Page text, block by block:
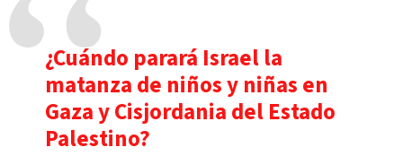
¿Cuándo parará Israel la
matanza de niños y niñas en
Gaza y Cisjordania del Estado
Palestino?